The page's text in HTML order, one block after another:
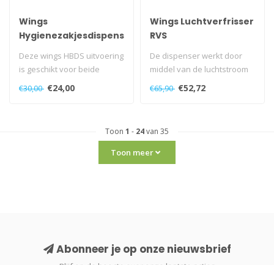
Wings
Hygienezakjesdispenser
Deze wings HBDS uitvoering
is geschikt voor beide
zakjes. Hierdoor bent u
€30,00 €24,00
Wings Luchtverfrisser
RVS
De dispenser werkt door
middel van de luchtstroom
en dient op de/iedere
€65,90 €52,72
Toon 1 - 24van 35
Toon meer
Abonneer je op onze nieuwsbrief